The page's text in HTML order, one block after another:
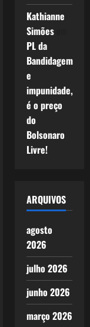
Kathianne
Simõesem
PL da
Bandidagem
e
impunidade,
é o preço
do
Bolsonaro
Livre!
ARQUIVOS
agosto
2026
julho 2026
junho 2026
março 2026